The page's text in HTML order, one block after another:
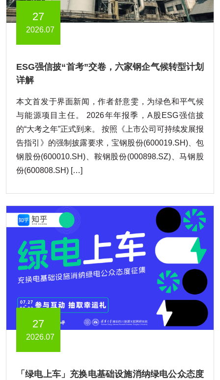
27
2026.07
ESG强信披“首考”交卷，六家钢企气候转型计划
详解
本文首发于界面新闻，作者舒意雯，为绿色和平气候
与能源项目主任。 2026年年报季，A股ESG强信披
的“大考之年”正式到来。 按照《上市公司可持续发展报
告指引》的强制披露要求，宝钢股份(600019.SH)、包
钢股份(600010.SH)、鞍钢股份(000898.SZ)、马钢股
份(600808.SH) […]
27
2026.07
「绿电上车」充换电基础设施消纳绿电公众态度